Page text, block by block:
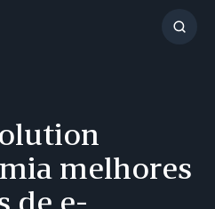
melhores
de e-